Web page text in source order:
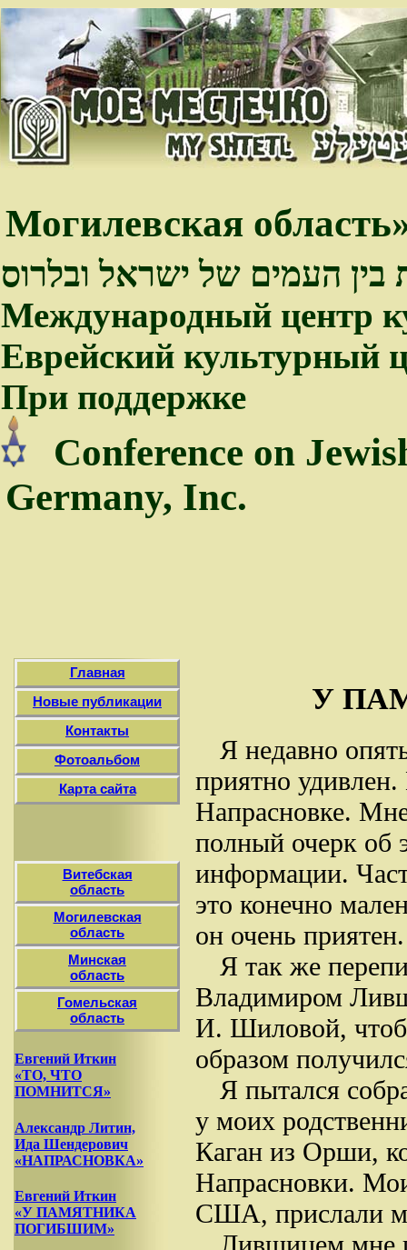
Могилевская
בין העמים של ישראל ובלרוס
Международный центр
Еврейский культурный
При поддержке
Conference on
Germany, Inc.
Главная
Новые публикации
Контакты
Фотоальбом
Карта сайта
Витебская
область
Могилевская
область
Минская
область
Гомельская
область
Евгений Иткин
«ТО, ЧТО
ПОМНИТСЯ»
Александр Литин,
Ида Шендерович
«НАПРАСНОВКА»
Евгений Иткин
«У ПАМЯТНИКА
ПОГИБШИМ»
У
Я недавно
приятно
Напрасновке.
полный очерк об
информации.
это конечно
он очень приятен.
Я так же
Владимиром
И. Шиловой,
образом
Я пытался
у моих
Каган из Орши,
Напрасновки.
США, прислали